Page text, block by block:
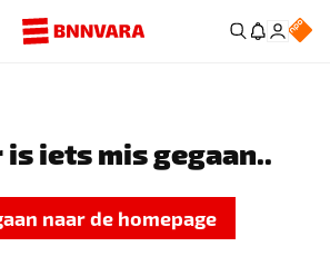
is iets mis gegaan..
naar de homepage